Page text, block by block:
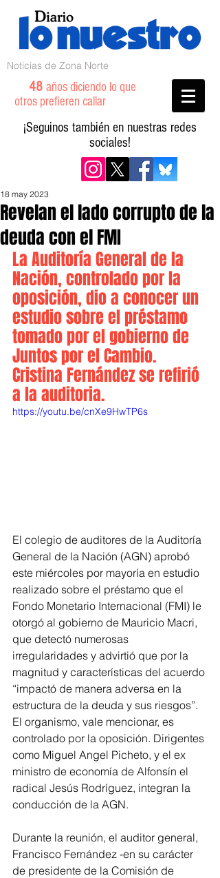
Noticias de Zona Norte
48 años diciendo lo que
otros prefieren callar
¡Seguinos también en nuestras redes
sociales!
Revelan el lado corrupto de la
deuda con el FMI
18 may 2023
La Auditoría General de la
Nación, controlado por la
oposición, dio a conocer un
estudio sobre el préstamo
tomado por el gobierno de
Juntos por el Cambio.
Cristina Fernández se refirió
a la auditoria.
https://youtu.be/cnXe9HwTP6s
El colegio de auditores de la Auditoría
General de la Nación (AGN) aprobó
este miércoles por mayoría en estudio
realizado sobre el préstamo que el
Fondo Monetario Internacional (FMI) le
otorgó al gobierno de Mauricio Macri,
que detectó numerosas
irregularidades y advirtió que por la
magnitud y características del acuerdo
“impactó de manera adversa en la
estructura de la deuda y sus riesgos”.
El organismo, vale mencionar, es
controlado por la oposición. Dirigentes
como Miguel Angel Picheto, y el ex
ministro de economía de Alfonsín el
radical Jesús Rodríguez, integran la
conducción de la AGN.
Durante la reunión, el auditor general,
Francisco Fernández -en su carácter
de presidente de la Comisión de